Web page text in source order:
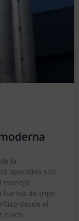
la
operativa son
manejo
harina de trigo
desde el
cinco